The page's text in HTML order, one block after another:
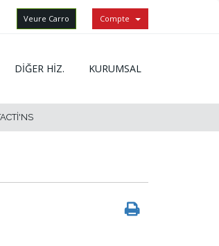
Veure Carro Compte
DİĞER HİZ. KURUMSAL